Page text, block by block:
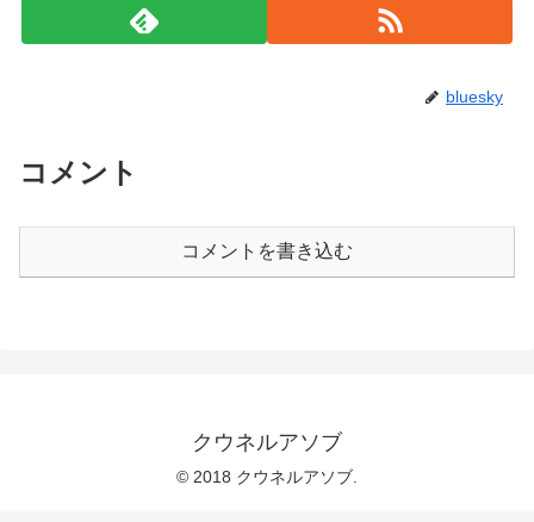
bluesky
コメント
コメントを書き込む
クウネルアソブ
© 2018 クウネルアソブ.